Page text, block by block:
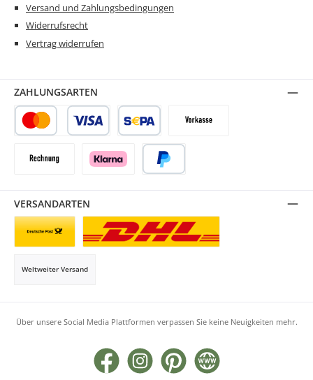
Versand und Zahlungsbedingungen
Widerrufsrecht
Vertrag widerrufen
VERSANDARTEN
Weltweiter Versand
ZAHLUNGSARTEN
SEPA LastschriftVorkasse
Über unsere Social Media Plattformen verpassen Sie keine Neuigkeiten mehr.
Facebook Instagram Pinterest Website